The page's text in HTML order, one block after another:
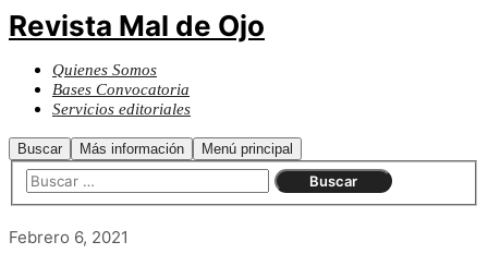
Revista Mal de Ojo
Quienes Somos
Bases Convocatoria
Servicios editoriales
Buscar Más información Menú principal
Febrero 6, 2021